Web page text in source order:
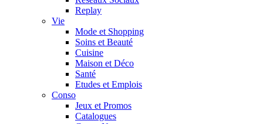
Replay
Vie
Mode et Shopping
Soins et Beauté
Cuisine
Maison et Déco
Santé
Etudes et Emplois
Conso
Jeux et Promos
Catalogues